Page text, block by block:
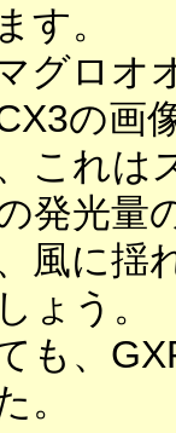
す。
グロオ
の画
これは
発光量
風に揺
ょう。
も、
。